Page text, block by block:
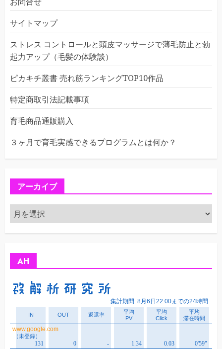
サイトマップ
ストレス コントロールと頭皮マッサージで薄毛防止と勃
起力アップ（毛髪の体験談）
ピカキチ叢書 売れ筋ランキングTOP10作品
特定商取引法記載事項
育毛商品通販購入
３ヶ月で育毛実感できるプログラムとは何か？
アーカイブ
ア
ー
カ
AH